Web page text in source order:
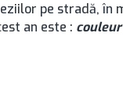
pe stradă, în
an este :